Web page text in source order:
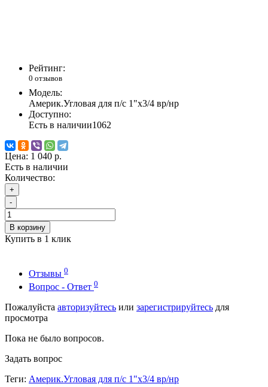
Рейтинг:
0 отзывов
Модель:
Америк.Угловая для п/с 1"х3/4 вр/нр
Доступно:
Есть в наличии1062
Цена: 1 040 р.
Есть в наличии
Количество:
+
-
В корзину
Купить в 1 клик
Отзывы 0
Вопрос - Ответ 0
Пожалуйста авторизуйтесь или зарегистрируйтесь для
просмотра
Пока не было вопросов.
Задать вопрос
Теги: Америк.Угловая для п/с 1"х3/4 вр/нр